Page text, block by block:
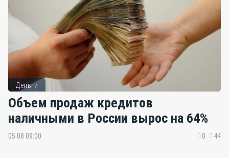
Деньги
Объем продаж кредитов
наличными в России вырос на 64%
05.08 09:00 0 44